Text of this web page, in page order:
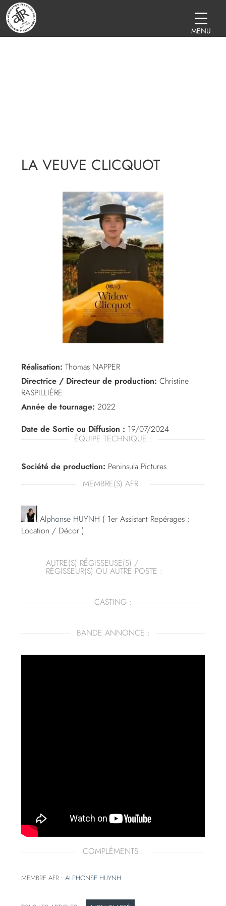
LA VEUVE CLICQUOT
Réalisation: Thomas NAPPER
Directrice / Directeur de production: Christine
RASPILLIÈRE
Année de tournage: 2022
Date de Sortie ou Diffusion : 19/07/2024
ÉQUIPE TECHNIQUE :
Société de production: Peninsula Pictures
MEMBRE(S) AFR :
Alphonse HUYNH ( 1er Assistant Repérages :
Location / Décor )
AUTRE(S) RÉGISSEUSE(S) /
RÉGISSEUR(S) OU AUTRE POSTE :
CASTING :
BANDE ANNONCE :
COMPLÉMENTS :
MEMBRE AFR :ALPHONSE HUYNH
MENU